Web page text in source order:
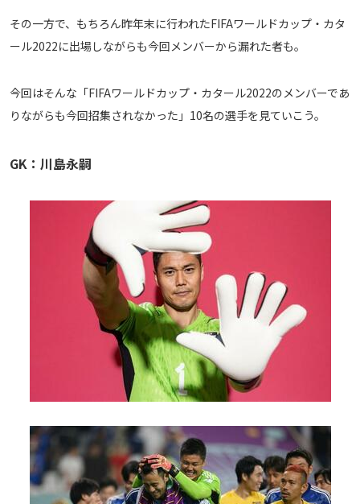
ABEMAの視聴について
Web
その一方で、もちろん昨年末に行われたFIFAワールドカップ・カタ
ール2022に出場しながらも今回メンバーから漏れた者も。
今回はそんな「FIFAワールドカップ・カタール2022のメンバーであ
りながらも今回招集されなかった」10名の選手を見ていこう。
GK：川島永嗣